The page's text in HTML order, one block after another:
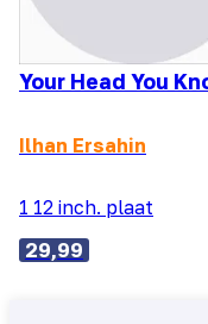
Your Head You
Ilhan Ersahin
1 12 inch. plaat
29,99